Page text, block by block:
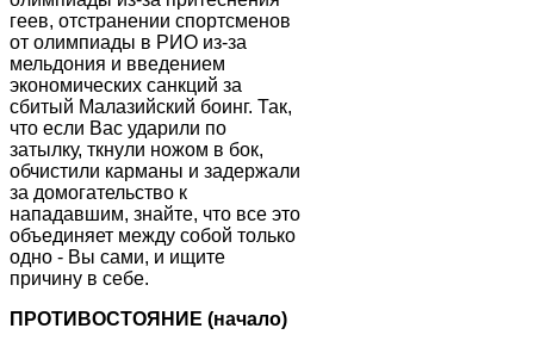
геев, отстранении спортсменов
от олимпиады в РИО из-за
мельдония и введением
экономических санкций за
сбитый Малазийский боинг. Так,
что если Вас ударили по
затылку, ткнули ножом в бок,
обчистили карманы и задержали
за домогательство к
нападавшим, знайте, что все это
объединяет между собой только
одно - Вы сами, и ищите
причину в себе.
ПРОТИВОСТОЯНИЕ (начало)